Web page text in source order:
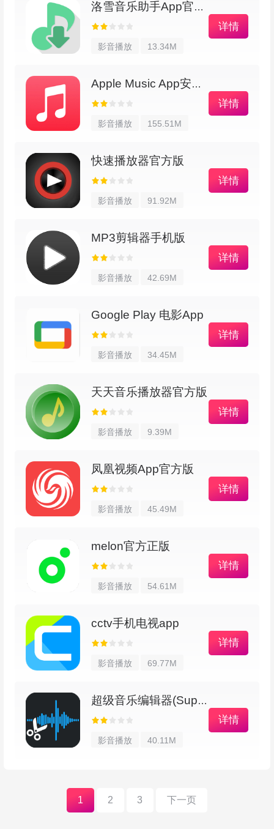
洛雪音乐助手App官方版
影音播放 13.34M
详情
Apple Music App安卓版
影音播放 155.51M
详情
快速播放器官方版
影音播放 91.92M
详情
MP3剪辑器手机版
影音播放 42.69M
详情
Google Play 电影App
影音播放 34.45M
详情
天天音乐播放器官方版
影音播放 9.39M
详情
凤凰视频App官方版
影音播放 45.49M
详情
melon官方正版
影音播放 54.61M
详情
cctv手机电视app
影音播放 69.77M
详情
超级音乐编辑器(Super Sound)
影音播放 40.11M
详情
1 2 3 下一页